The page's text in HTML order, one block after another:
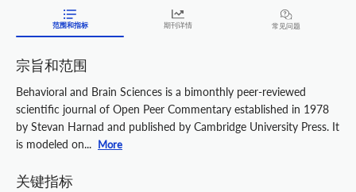
范围和指标 期刊详情 常见问题
宗旨和范围
Behavioral and Brain Sciences is a bimonthly peer-reviewed
scientific journal of Open Peer Commentary established in 1978
by Stevan Harnad and published by Cambridge University Press. It
is modeled on... More
关键指标